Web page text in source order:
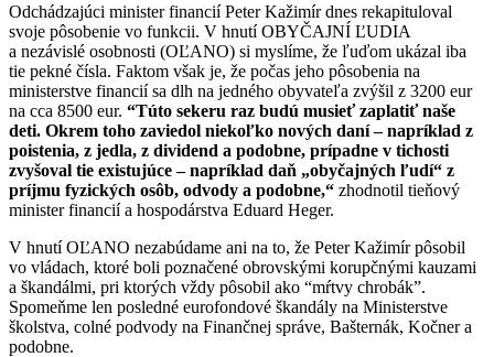
Odchádzajúci minister financií Peter Kažimír dnes rekapituloval
svoje pôsobenie vo funkcii. V hnutí OBYČAJNÍ ĽUDIA
a nezávislé osobnosti (OĽANO) si myslíme, že ľuďom ukázal iba
tie pekné čísla. Faktom však je, že počas jeho pôsobenia na
ministerstve financií sa dlh na jedného obyvateľa zvýšil z 3200 eur
na cca 8500 eur. “Túto sekeru raz budú musieť zaplatiť naše
deti. Okrem toho zaviedol niekoľko nových daní – napríklad z
poistenia, z jedla, z dividend a podobne, prípadne v tichosti
zvyšoval tie existujúce – napríklad daň „obyčajných ľudí“ z
príjmu fyzických osôb, odvody a podobne,“ zhodnotil tieňový
minister financií a hospodárstva Eduard Heger.
V hnutí OĽANO nezabúdame ani na to, že Peter Kažimír pôsobil
vo vládach, ktoré boli poznačené obrovskými korupčnými kauzami
a škandálmi, pri ktorých vždy pôsobil ako “mŕtvy chrobák”.
Spomeňme len posledné eurofondové škandály na Ministerstve
školstva, colné podvody na Finančnej správe, Bašternák, Kočner a
podobne.